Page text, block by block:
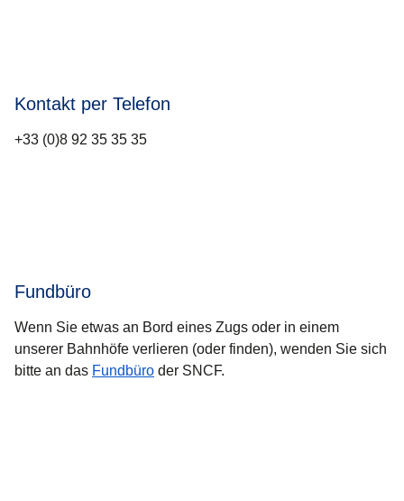
Kontakt per Telefon
+33 (0)8 92 35 35 35
Fundbüro
Wenn Sie etwas an Bord eines Zugs oder in einem
unserer Bahnhöfe verlieren (oder finden), wenden Sie sich
bitte an das Fundbüro( Öffnet einen neuen Tab
der SNCF.